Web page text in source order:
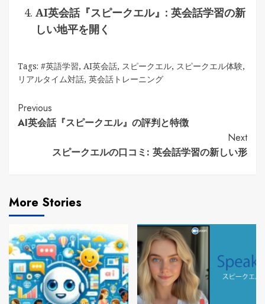
AI英会話『スピークエル』: 英会話学習の新
しい地平を開く
Tags: #英語学習, AI英会話, スピークエル, スピークエル体験,
リアルタイム対話, 英会話トレーニング
Continue
Reading
Previous
AI英会話『スピークエル』の評判と特徴
Next
​スピークエルの口コミ: 英会話学習の新しい形
More Stories